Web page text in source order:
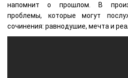
напомнит о прошлом. В
проблемы, которые могут
сочинения: равнодушие, мечта и